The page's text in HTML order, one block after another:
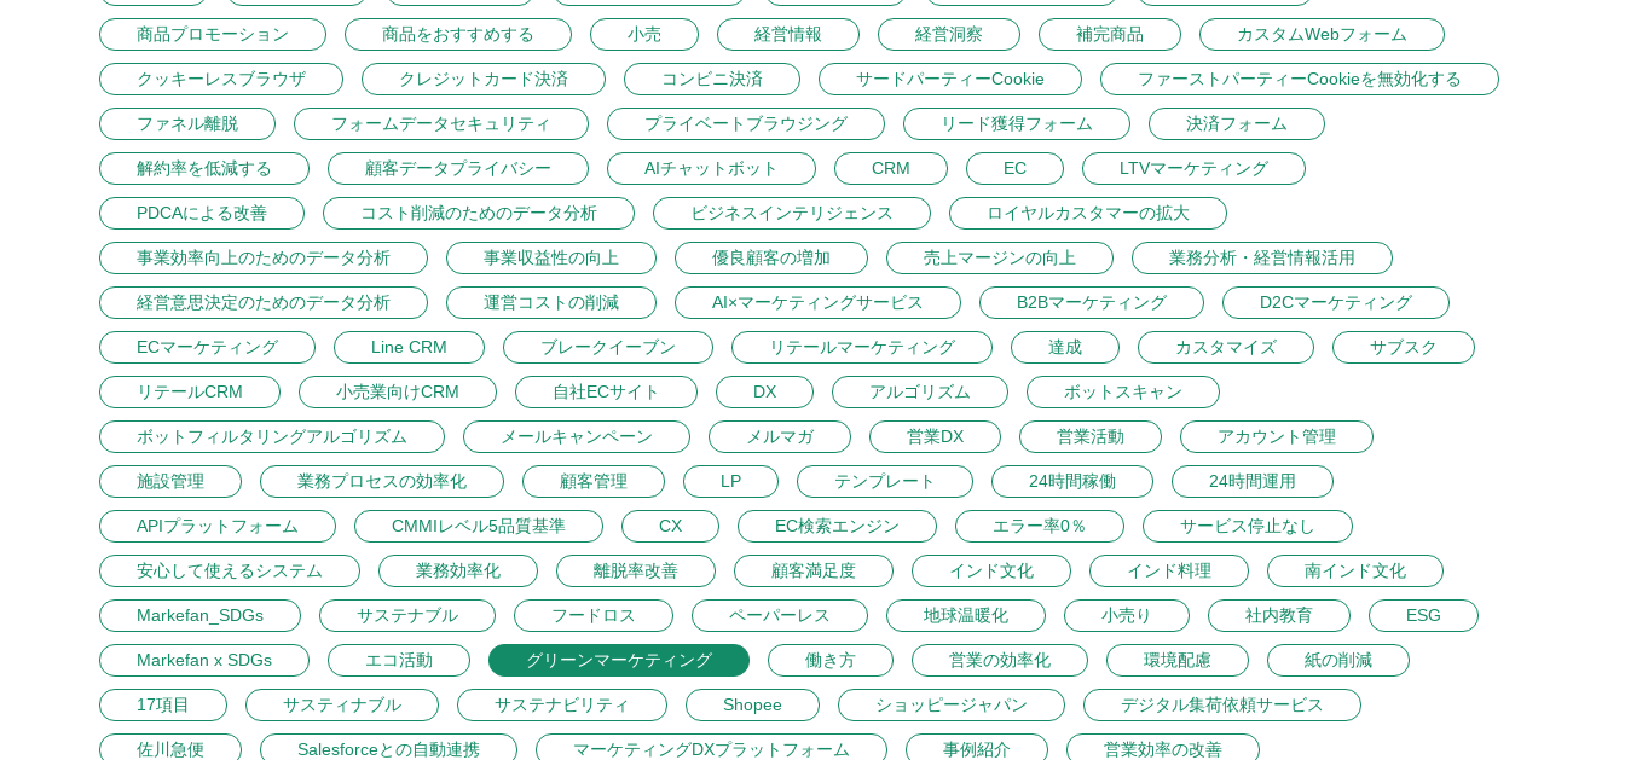
商品プロモーション 商品をおすすめする 小売 経営情報 経営洞察 補完商品 カスタムWebフォーム
クッキーレスブラウザ クレジットカード決済 コンビニ決済 サードパーティーCookie ファーストパーティーCookieを無効化する
ファネル離脱 フォームデータセキュリティ プライベートブラウジング リード獲得フォーム 決済フォーム
解約率を低減する 顧客データプライバシー AIチャットボット CRM EC LTVマーケティング
PDCAによる改善 コスト削減のためのデータ分析 ビジネスインテリジェンス ロイヤルカスタマーの拡大
事業効率向上のためのデータ分析 事業収益性の向上 優良顧客の増加 売上マージンの向上 業務分析・経営情報活用
経営意思決定のためのデータ分析 運営コストの削減 AI×マーケティングサービス B2Bマーケティング D2Cマーケティング
ECマーケティング Line CRM ブレークイーブン リテールマーケティング 達成 カスタマイズ サブスク
リテールCRM 小売業向けCRM 自社ECサイト DX アルゴリズム ボットスキャン
ボットフィルタリングアルゴリズム メールキャンペーン メルマガ 営業DX 営業活動 アカウント管理
施設管理 業務プロセスの効率化 顧客管理 LP テンプレート 24時間稼働 24時間運用
APIプラットフォーム CMMIレベル5品質基準 CX EC検索エンジン エラー率0％ サービス停止なし
安心して使えるシステム 業務効率化 離脱率改善 顧客満足度 インド文化 インド料理 南インド文化
Markefan_SDGs サステナブル フードロス ペーパーレス 地球温暖化 小売り 社内教育 ESG
Markefan x SDGs エコ活動 グリーンマーケティング 働き方 営業の効率化 環境配慮 紙の削減
17項目 サスティナブル サステナビリティ Shopee ショッピージャパン デジタル集荷依頼サービス
佐川急便 Salesforceとの自動連携 マーケティングDXプラットフォーム 事例紹介 営業効率の改善